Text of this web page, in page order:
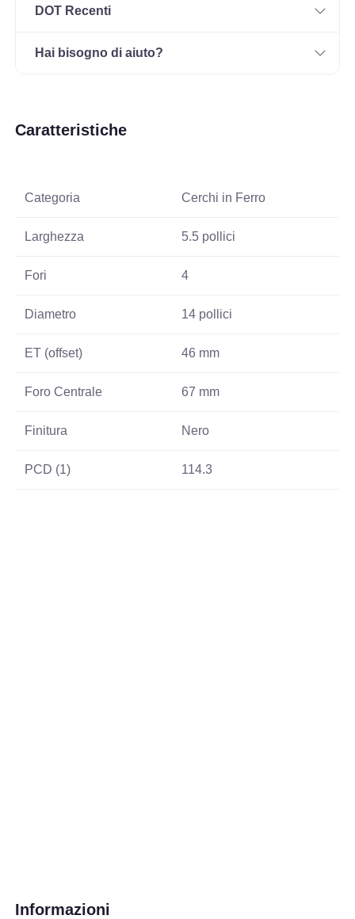
DOT Recenti
Hai bisogno di aiuto?
Caratteristiche
Categoria Cerchi in Ferro
Larghezza 5.5 pollici
Fori 4
Diametro 14 pollici
ET (offset) 46 mm
Foro Centrale 67 mm
Finitura Nero
PCD (1) 114.3
Informazioni